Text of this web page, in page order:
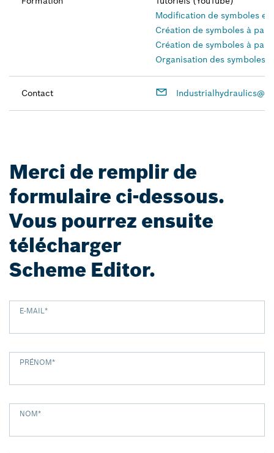
Modification de symboles
Création de symboles à
Création de symboles à
Organisation des symboles
Contact
Merci de remplir de
formulaire ci-dessous.
Vous pourrez ensuite
télécharger
Scheme Editor.
E-MAIL*
PRÉNOM*
NOM*